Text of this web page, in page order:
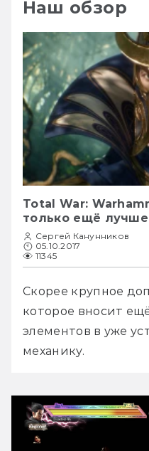
Наш обзор
Total War:
только ещё лучше
Сергей Канунников
05.10.2017
11345
Скорее крупное
которое вносит
элементов в уже
механику.